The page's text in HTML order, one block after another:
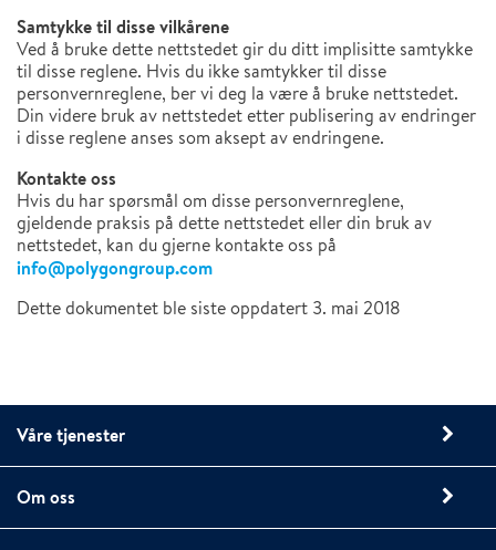
Samtykke til disse vilkårene
Ved å bruke dette nettstedet gir du ditt implisitte samtykke
til disse reglene. Hvis du ikke samtykker til disse
personvernreglene, ber vi deg la være å bruke nettstedet.
Din videre bruk av nettstedet etter publisering av endringer
i disse reglene anses som aksept av endringene.
Kontakte oss
Hvis du har spørsmål om disse personvernreglene,
gjeldende praksis på dette nettstedet eller din bruk av
nettstedet, kan du gjerne kontakte oss på
info@polygongroup.com
Dette dokumentet ble siste oppdatert 3. mai 2018
Våre tjenester
Om oss